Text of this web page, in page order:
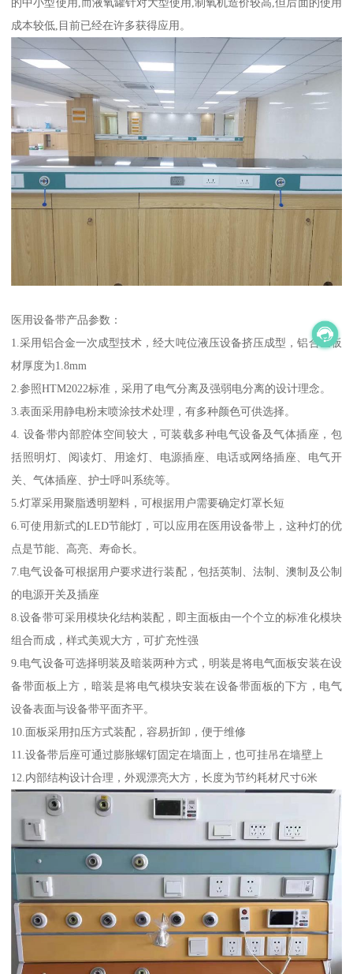
成本较低,目前已经在许多获得应用。
医用设备带产品参数：
1.采用铝合金一次成型技术，经大吨位液压设备挤压成型，铝合金板
材厚度为1.8mm
2.参照HTM2022标准，采用了电气分离及强弱电分离的设计理念。
3.表面采用静电粉末喷涂技术处理，有多种颜色可供选择。
4. 设备带内部腔体空间较大，可装载多种电气设备及气体插座，包
括照明灯、阅读灯、用途灯、电源插座、电话或网络插座、电气开
关、气体插座、护士呼叫系统等。
5.灯罩采用聚脂透明塑料，可根据用户需要确定灯罩长短
6.可使用新式的LED节能灯，可以应用在医用设备带上，这种灯的优
点是节能、高亮、寿命长。
7.电气设备可根据用户要求进行装配，包括英制、法制、澳制及公制
的电源开关及插座
8.设备带可采用模块化结构装配，即主面板由一个个立的标准化模块
组合而成，样式美观大方，可扩充性强
9.电气设备可选择明装及暗装两种方式，明装是将电气面板安装在设
备带面板上方，暗装是将电气模块安装在设备带面板的下方，电气
设备表面与设备带平面齐平。
10.面板采用扣压方式装配，容易折卸，便于维修
11.设备带后座可通过膨胀螺钉固定在墙面上，也可挂吊在墙壁上
12.内部结构设计合理，外观漂亮大方，长度为节约耗材尺寸6米